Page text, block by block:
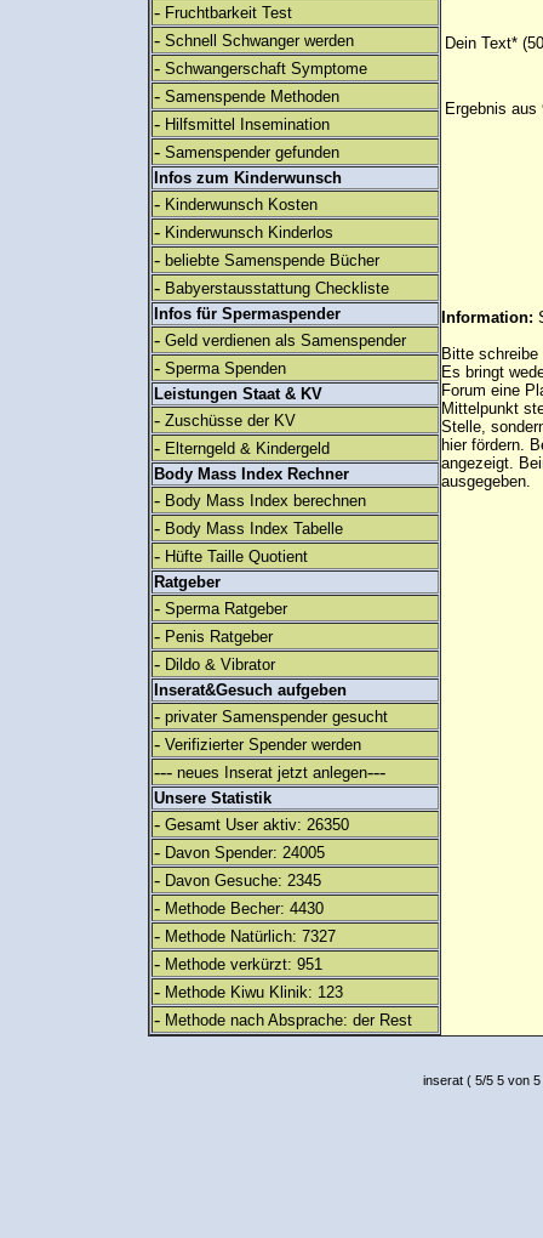
- Fruchtbarkeit Test
- Schnell Schwanger werden
- Schwangerschaft Symptome
- Samenspende Methoden
- Hilfsmittel Insemination
- Samenspender gefunden
Infos zum Kinderwunsch
- Kinderwunsch Kosten
- Kinderwunsch Kinderlos
- beliebte Samenspende Bücher
- Babyerstausstattung Checkliste
Infos für Spermaspender
- Geld verdienen als Samenspender
- Sperma Spenden
Leistungen Staat & KV
- Zuschüsse der KV
- Elterngeld & Kindergeld
Body Mass Index Rechner
- Body Mass Index berechnen
- Body Mass Index Tabelle
- Hüfte Taille Quotient
Ratgeber
- Sperma Ratgeber
- Penis Ratgeber
- Dildo & Vibrator
Inserat&Gesuch aufgeben
- privater Samenspender gesucht
- Verifizierter Spender werden
--- neues Inserat jetzt anlegen---
Unsere Statistik
- Gesamt User aktiv: 26350
- Davon Spender: 24005
- Davon Gesuche: 2345
- Methode Becher: 4430
- Methode Natürlich: 7327
- Methode verkürzt: 951
- Methode Kiwu Klinik: 123
- Methode nach Absprache: der Rest
Dein Text*
Ergebnis aus
Information:
Bitte
Es bringt
Forum eine
Mittelpunkt
Stelle,
hier fördern.
angezeigt.
ausgegeben.
inserat( 5/5 5 von 5